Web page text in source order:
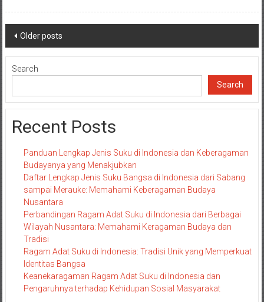
Posts
navigation
Older posts
Search
Search
Recent Posts
Panduan Lengkap Jenis Suku di Indonesia dan Keberagaman
Budayanya yang Menakjubkan
Daftar Lengkap Jenis Suku Bangsa di Indonesia dari Sabang
sampai Merauke: Memahami Keberagaman Budaya
Nusantara
Perbandingan Ragam Adat Suku di Indonesia dari Berbagai
Wilayah Nusantara: Memahami Keragaman Budaya dan
Tradisi
Ragam Adat Suku di Indonesia: Tradisi Unik yang Memperkuat
Identitas Bangsa
Keanekaragaman Ragam Adat Suku di Indonesia dan
Pengaruhnya terhadap Kehidupan Sosial Masyarakat